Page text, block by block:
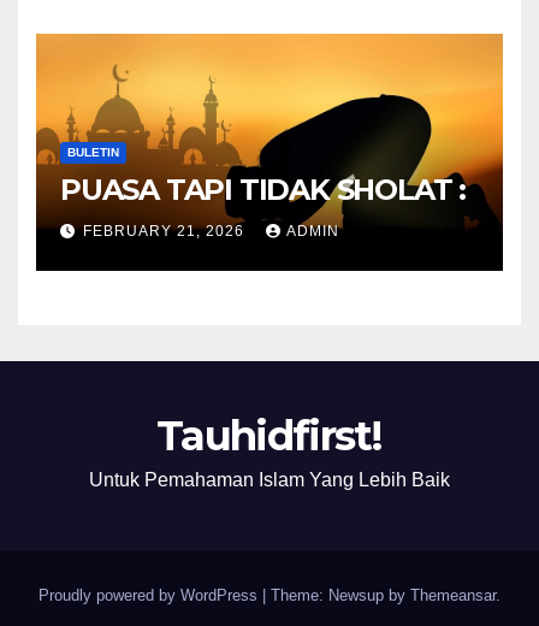
BULETIN
PUASA TAPI TIDAK SHOLAT :
FEBRUARY 21, 2026 ADMIN
Tauhidfirst!
Untuk Pemahaman Islam Yang Lebih Baik
Proudly powered by WordPress | Theme: Newsup by Themeansar.